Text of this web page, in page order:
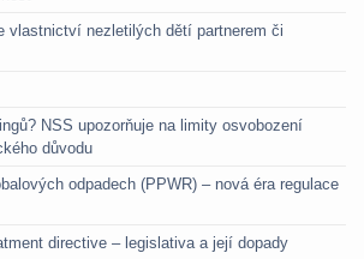
vlastnictví nezletilých dětí partnerem či
NSS upozorňuje na limity osvobození
důvodu
odpadech (PPWR) – nová éra regulace
directive – legislativa a její dopady